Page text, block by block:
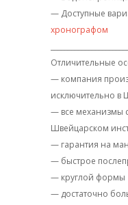
— Доступные
хронографом
Отличительные
— компания
исключительно в
— все механизмы
Швейцарском
— гарантия на
— быстрое
— круглой формы
— достаточно